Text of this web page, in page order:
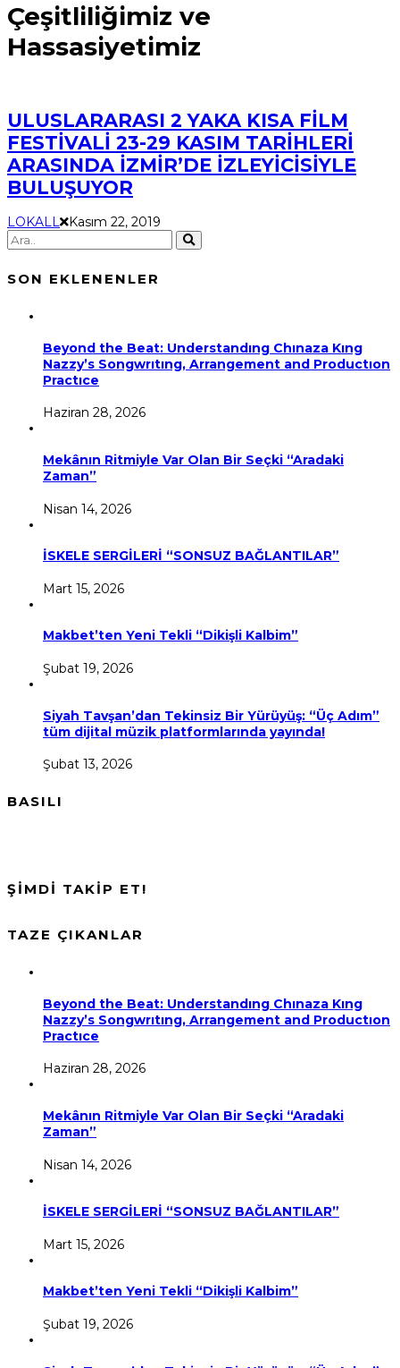
Çeşitliliğimiz ve
Hassasiyetimiz
ULUSLARARASI 2 YAKA KISA FİLM
FESTİVALİ 23-29 KASIM TARİHLERİ
ARASINDA İZMİR’DE İZLEYİCİSİYLE
BULUŞUYOR
LOKALL Kasım 22, 2019
SON EKLENENLER
Beyond the Beat: Understandıng Chınaza Kıng
Nazzy’s Songwrıtıng, Arrangement and Productıon
Practıce
Haziran 28, 2026
Mekânın Ritmiyle Var Olan Bir Seçki “Aradaki
Zaman”
Nisan 14, 2026
İSKELE SERGİLERİ “SONSUZ BAĞLANTILAR”
Mart 15, 2026
Makbet’ten Yeni Tekli “Dikişli Kalbim”
Şubat 19, 2026
Siyah Tavşan’dan Tekinsiz Bir Yürüyüş: “Üç Adım”
tüm dijital müzik platformlarında yayında!
Şubat 13, 2026
BASILI
ŞİMDİ TAKİP ET!
TAZE ÇIKANLAR
Beyond the Beat: Understandıng Chınaza Kıng
Nazzy’s Songwrıtıng, Arrangement and Productıon
Practıce
Haziran 28, 2026
Mekânın Ritmiyle Var Olan Bir Seçki “Aradaki
Zaman”
Nisan 14, 2026
İSKELE SERGİLERİ “SONSUZ BAĞLANTILAR”
Mart 15, 2026
Makbet’ten Yeni Tekli “Dikişli Kalbim”
Şubat 19, 2026